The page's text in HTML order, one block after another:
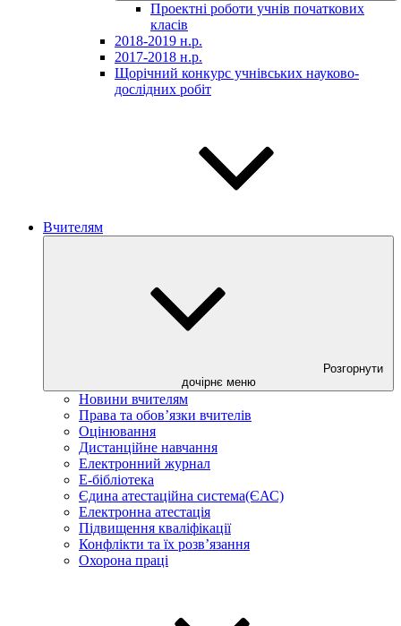
Проектні роботи учнів початкових
класів
2018-2019 н.р.
2017-2018 н.р.
Щорічний конкурс учнівських науково-
дослідних робіт
Вчителям
Розгорнути
дочірнє меню
Новини вчителям
Права та обов’язки вчителів
Оцінювання
Дистанційне навчання
Електронний журнал
E-бібліотека
Єдина атестаційна система(ЄАС)
Електронна атестація
Підвищення кваліфікації
Конфлікти та їх розв’язання
Охорона праці